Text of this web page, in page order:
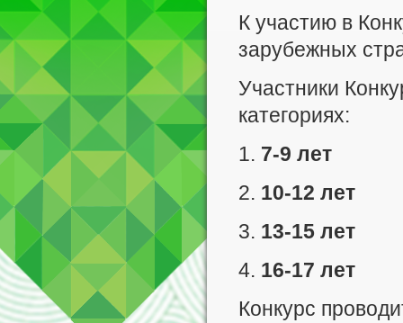
К участию в
зарубежных
Участники
категориях:
1. 7-9 лет
2. 10-12 лет
3. 13-15 лет
4. 16-17 лет
Конкурс